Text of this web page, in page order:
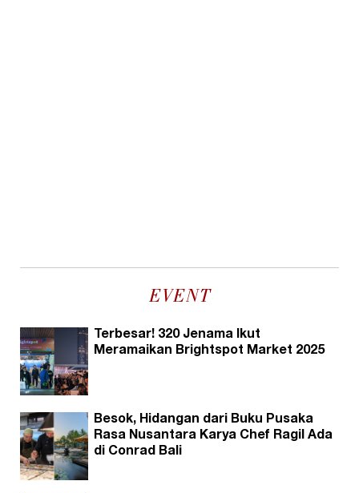
EVENT
Terbesar! 320 Jenama Ikut
Meramaikan Brightspot Market 2025
Besok, Hidangan dari Buku Pusaka
Rasa Nusantara Karya Chef Ragil Ada
di Conrad Bali